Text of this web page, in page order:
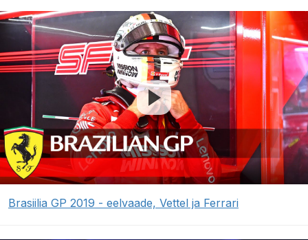
Brasiilia GP 2019 - eelvaade, Vettel ja Ferrari